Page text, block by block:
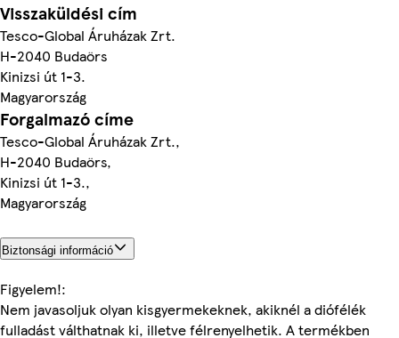
Visszaküldési cím
Tesco-Global Áruházak Zrt.
H-2040 Budaörs
Kinizsi út 1-3.
Magyarország
Forgalmazó címe
Tesco-Global Áruházak Zrt.,
H-2040 Budaörs,
Kinizsi út 1-3.,
Magyarország
Biztonsági információ
Figyelem!:
Nem javasoljuk olyan kisgyermekeknek, akiknél a diófélék
fulladást válthatnak ki, illetve félrenyelhetik. A termékben